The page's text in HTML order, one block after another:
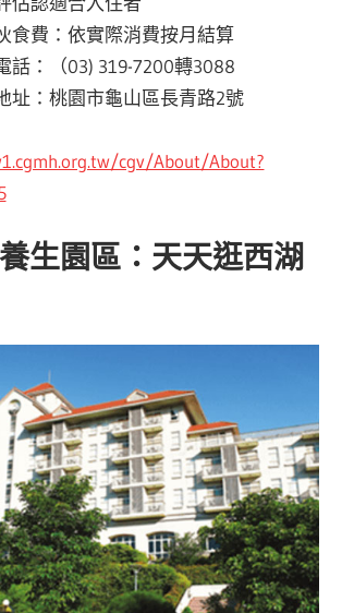
食費：依實際消費按月結算
話：（03) 319-7200轉3088
址：桃園市龜山區長青路2號
cgv/About/About?
生園區：天天逛西湖